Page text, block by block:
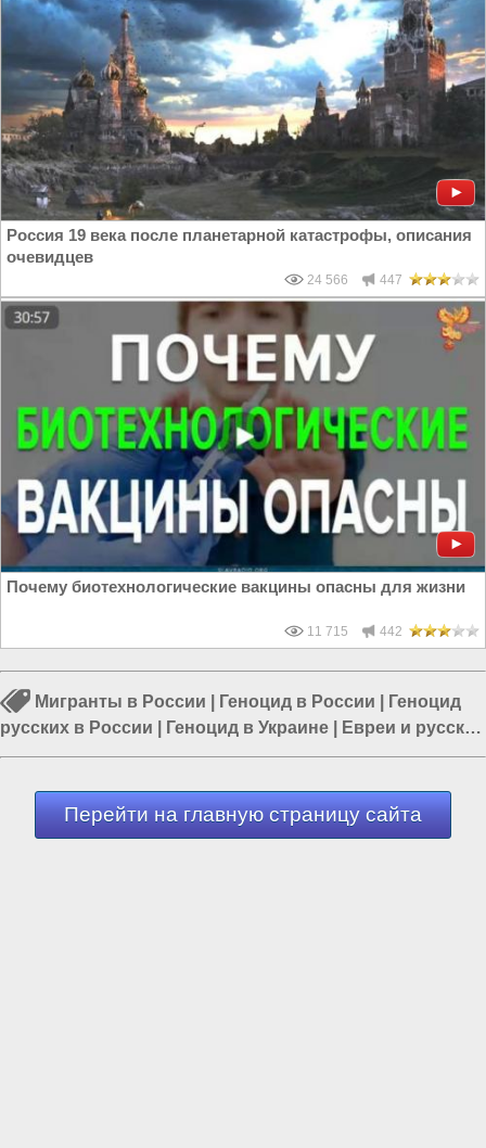
Россия 19 века после планетарной катастрофы, описания
очевидцев
24 566 447
Почему биотехнологические вакцины опасны для жизни
11 715 442
Мигранты в России Геноцид в России
Геноцид
русских в России
Геноцид в Украине
Евреи и русские
|Россия и Запад|Евреи и Украина
Перейти на главную страницу сайта